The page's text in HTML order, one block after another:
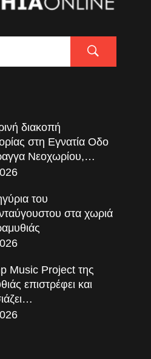
διακοπή
στη Εγνατία Οδο
Νεοχωρίου,…
του
στα χωριά
Music Project της
επιστρέφει και